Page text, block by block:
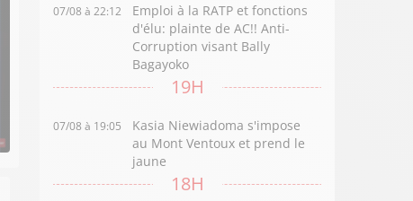
07/08 à 22:12
Emploi à la RATP et fonctions
d'élu: plainte de AC!! Anti-
Corruption visant Bally
Bagayoko
19H
07/08 à 19:05
Kasia Niewiadoma s'impose
au Mont Ventoux et prend le
jaune
18H